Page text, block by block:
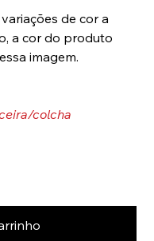
de cor a
a cor do produto
imagem.
colcha